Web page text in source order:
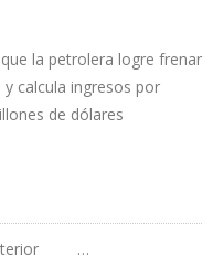
la petrolera logre frenar
calcula ingresos por
de dólares
…